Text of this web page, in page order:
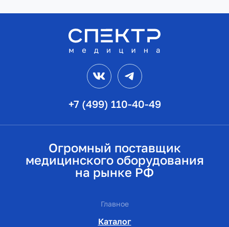
+7 (499) 110-40-49
VK
Огромный поставщик
медицинского оборудования
на рынке РФ
Главное
Каталог